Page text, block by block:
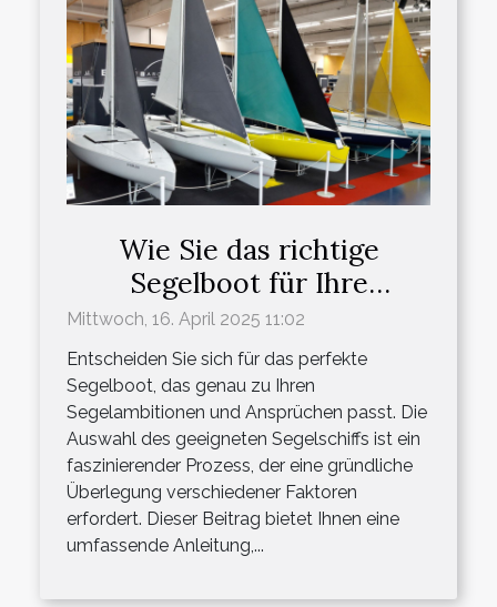
Wie Sie das richtige
Segelboot für Ihre
Bedürfnisse wählen
Mittwoch, 16. April 2025 11:02
Entscheiden Sie sich für das perfekte
Segelboot, das genau zu Ihren
Segelambitionen und Ansprüchen passt. Die
Auswahl des geeigneten Segelschiffs ist ein
faszinierender Prozess, der eine gründliche
Überlegung verschiedener Faktoren
erfordert. Dieser Beitrag bietet Ihnen eine
umfassende Anleitung,...